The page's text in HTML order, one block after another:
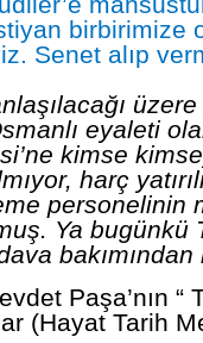
birbirimize
Senet alıp
eyaleti
kimse
harç
personelinin
Ya bugünkü
Paşa’nın “
(Hayat Tarih